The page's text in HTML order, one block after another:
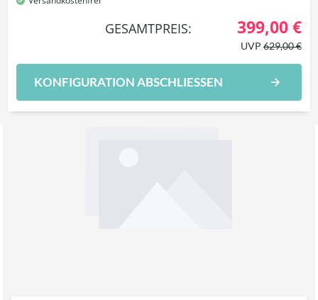
GESAMTPREIS: 399,00 €
UVP629,00 €
KONFIGURATION ABSCHLIESSEN